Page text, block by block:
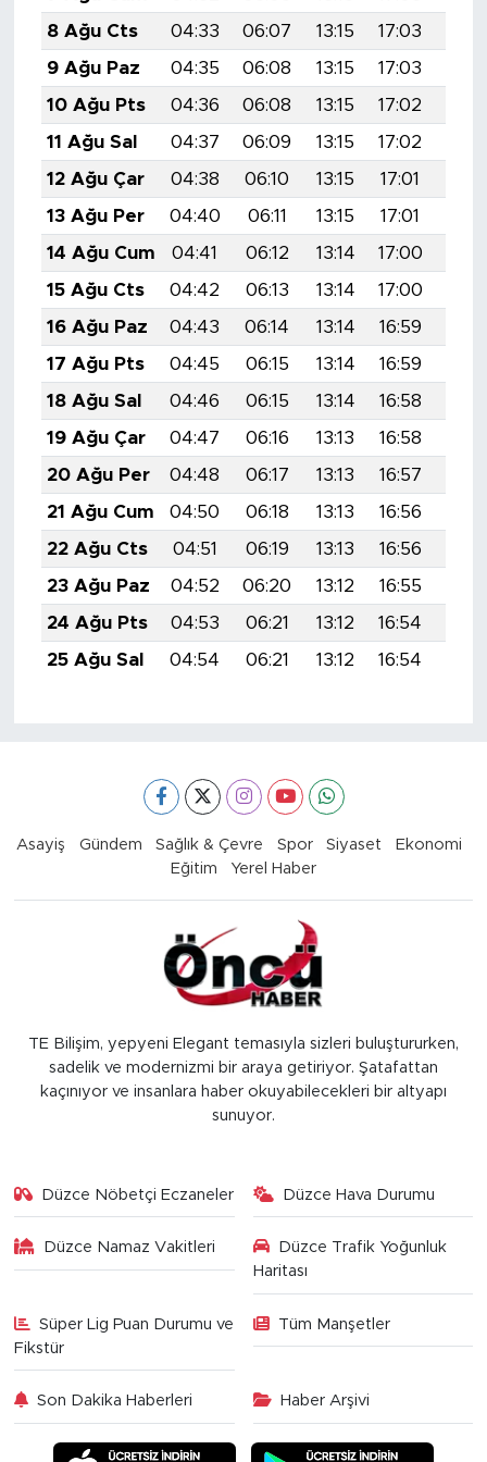
8 Ağu Cts
04:33 06:07 13:15 17:03
9 Ağu Paz
04:35 06:08 13:15 17:03
10 Ağu Pts
04:36 06:08 13:15 17:02
11 Ağu Sal
04:37 06:09 13:15 17:02
12 Ağu Çar
04:38 06:10 13:15 17:01
13 Ağu Per
04:40 06:11 13:15 17:01
14 Ağu Cum
04:41 06:12 13:14 17:00
15 Ağu Cts
04:42 06:13 13:14 17:00
16 Ağu Paz
04:43 06:14 13:14 16:59
17 Ağu Pts
04:45 06:15 13:14 16:59
18 Ağu Sal
04:46 06:15 13:14 16:58
19 Ağu Çar
04:47 06:16 13:13 16:58
20 Ağu Per
04:48 06:17 13:13 16:57
21 Ağu Cum
04:50 06:18 13:13 16:56
22 Ağu Cts
04:51 06:19 13:13 16:56
23 Ağu Paz
04:52 06:20 13:12 16:55
24 Ağu Pts
04:53 06:21 13:12 16:54
25 Ağu Sal
04:54 06:21 13:12 16:54
Asayiş Gündem Sağlık & Çevre Spor Siyaset
Ekonomi
Eğitim
Yerel Haber
TE Bilişim, yepyeni Elegant temasıyla sizleri buluştururken,
sadelik ve modernizmi bir araya getiriyor. Şatafattan
kaçınıyor ve insanlara haber okuyabilecekleri bir altyapı
sunuyor.
Düzce Nöbetçi Eczaneler Düzce Hava Durumu
Düzce Namaz Vakitleri
Düzce Trafik Yoğunluk
Haritası
Süper Lig Puan Durumu ve
Fikstür
Tüm Manşetler
Son Dakika Haberleri Haber Arşivi